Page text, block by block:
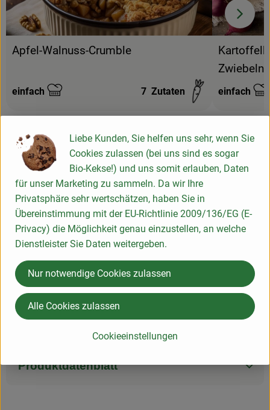
Apfel-Walnuss-Crumble
Schwierigkeit:
einfach 7 Zutaten
Zwiebeln
einfach
Info
Produktinformationen
Zutaten
Nährwert-Info
Produktdatenblatt
Liebe Kunden, Sie helfen uns sehr, wenn Sie
Cookies zulassen (bei uns sind es sogar
Bio-Kekse!) und uns somit erlauben, Daten
für unser Marketing zu sammeln. Da wir Ihre
Privatsphäre sehr wertschätzen, haben Sie in
Übereinstimmung mit der EU-Richtlinie 2009/136/EG (E-
Privacy) die Möglichkeit genau einzustellen, an welche
Dienstleister Sie Daten weitergeben.
Cookieeinstellungen
Nur notwendige Cookies zulassen
Alle Cookies zulassen